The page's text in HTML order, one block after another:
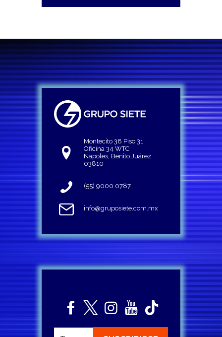
Montecito 38 Piso 31
Oficina 34 WTC
Napoles, Benito Juárez
03810
(55) 9000 0787
info@gruposiete.com.mx